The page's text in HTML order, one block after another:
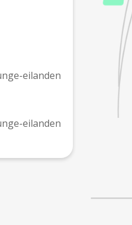
eilanden
eilanden